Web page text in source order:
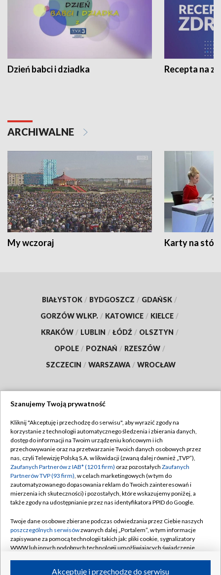
Dzień babci i dziadka Recepta na
ARCHIWALNE
My wczoraj Karty na
BIAŁYSTOK / BYDGOSZCZ / GDAŃSK /
GORZÓW WLKP. / KATOWICE / KIELCE /
KRAKÓW / LUBLIN / ŁÓDŹ / OLSZTYN /
OPOLE / POZNAŃ / RZESZÓW /
SZCZECIN / WARSZAWA / WROCŁAW
TVP
Abonament TVP
Emisja w TVP
Centrum informacji TVP
Naziemna Telewizja Cyfrowa
Rada Programowa
System NOS
Informacje o nadawcy
Regulamin TVP
Polityka prywatności
Moje zgody
Pomoc
Kontakt
Kanały
Szanujemy Twoją prywatność
Kliknij "Akceptuję i przechodzę do serwisu", aby wyrazić zgody na
korzystanie z technologii automatycznego śledzenia i zbierania danych,
dostęp do informacji na Twoim urządzeniu końcowym i ich
przechowywanie oraz na przetwarzanie Twoich danych osobowych przez
nas, czyli Telewizję Polską S.A. w likwidacji (zwaną dalej również „TVP”),
Zaufanych Partnerów z IAB* (1201 firm) oraz pozostałych Zaufanych
Partnerów TVP (93 firm), w celach marketingowych (w tym do
zautomatyzowanego dopasowania reklam do Twoich zainteresowań i
mierzenia ich skuteczności) i pozostałych, które wskazujemy poniżej, a
także zgody na udostępnianie przez nas identyfikatora PPID do Google.
Twoje dane osobowe zbierane podczas odwiedzania przez Ciebie naszych
poszczególnych serwisówzwanych dalej „Portalem”, w tym informacje
zapisywane za pomocą technologii takich jak: pliki cookie, sygnalizatory
WWW lub innych podobnych technologii umożliwiających świadczenie
Akceptuję i przechodzę do serwisu